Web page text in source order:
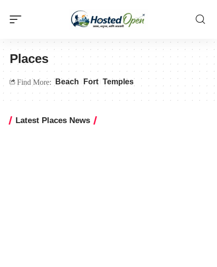
Places
Find More: Beach Fort Temples
Latest Places News